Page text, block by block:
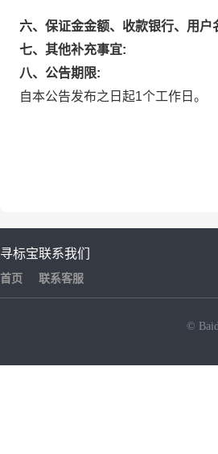
六、保证金金额、收款银行、用户
七、其他补充事宜:
八、公告期限:
自本公告发布之日起1个工作日。
寻标宝
首页
联系我们
联系客服
©